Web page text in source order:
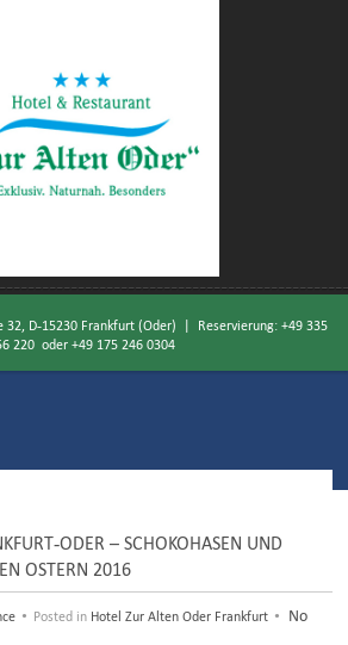
32, D-15230 Frankfurt (Oder) | Reservierung: +49 335
220oder +49 175 246 0304
ODER – SCHOKOHASEN UND
OSTERN 2016
• Posted in Hotel Zur Alten Oder Frankfurt •
No